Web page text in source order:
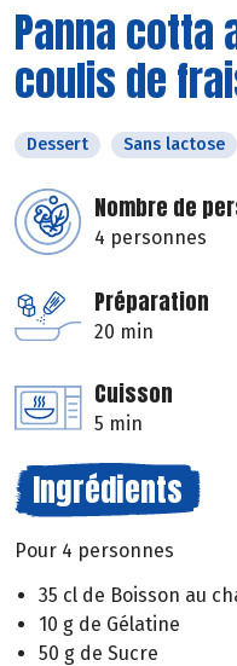
Panna cotta
coulis de
Dessert Sans lactose
Nombre de
4 personnes
Préparation
20 min
Cuisson
5 min
Ingrédients
Pour 4 personnes
35 cl de Boisson au
10 g de Gélatine
50 g de Sucre